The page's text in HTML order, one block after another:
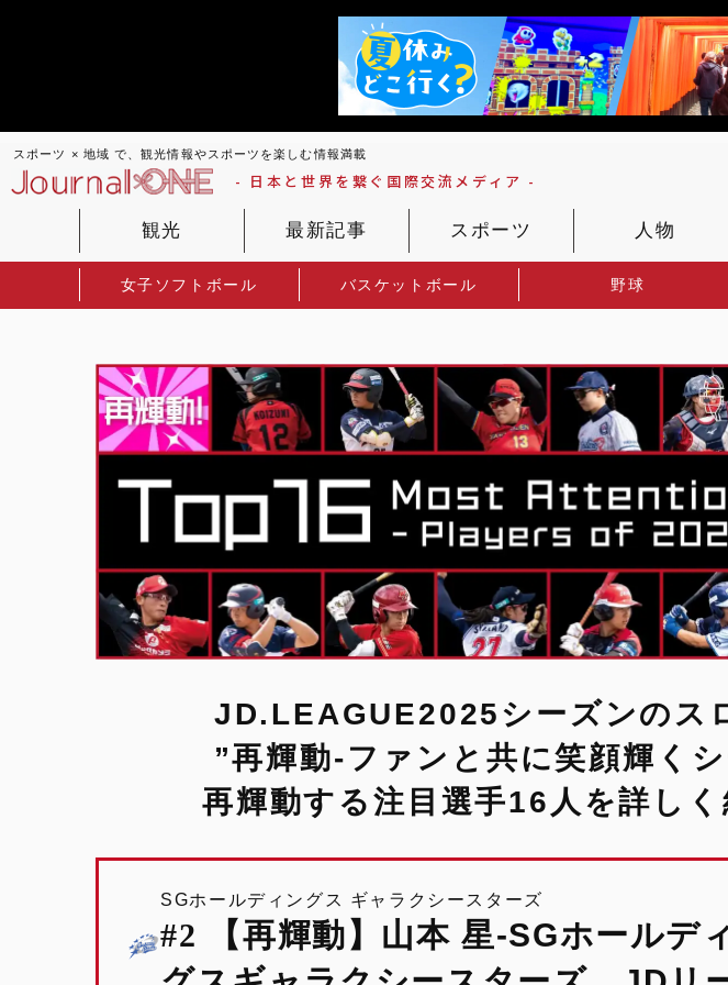
スポーツ × 地域 で、観光情報やスポーツを楽しむ情報満載
- 日本と世界を繋ぐ国際交流メディア -
観光 最新記事 スポーツ 人物
女子ソフトボール バスケットボール 野球
JD.LEAGUE2025シーズンのス
”再輝動-ファンと共に笑顔輝く
再輝動する注目選手16人を詳し
SGホールディングス ギャラクシースターズ
#2
【再輝動】山本 星-SGホールデ